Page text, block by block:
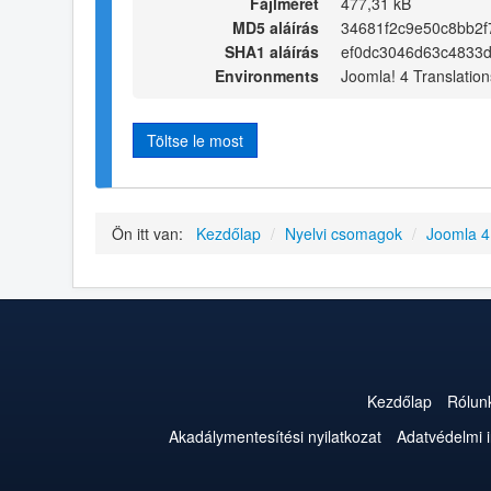
MD5 aláírás
SHA1 aláírás
Environments
Joomla! 4
Töltse le most
Ön itt van: Kezdőlap / Nyelvi csomagok / Joomla
Kezdőlap
Akadálymentesítési nyilatkozat
Adatvédelmi